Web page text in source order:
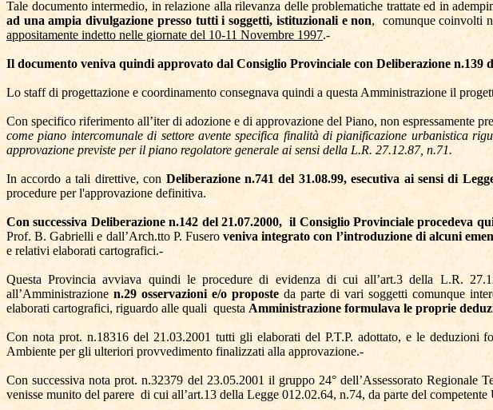
Tale documento intermedio, in relazione alla rilevanza delle problematiche trattate ed in
ad una ampia divulgazione presso tutti i soggetti, istituzionali e non, comunque coinvolti
appositamente indetto nelle giornate del 10-11 Novembre 1997.-
Il documento veniva quindi approvato dal Consiglio Provinciale con Deliberazione n.139
Lo staff di progettazione e coordinamento consegnava quindi a questa Amministrazione il
Con specifico riferimento all’iter di adozione e di approvazione del Piano, non espressamente
come piano intercomunale di settore avente specifica finalità di pianificazione urbanistica
approvazione previste per il piano regolatore generale ai sensi della L.R. 27.12.87, n.71.
In accordo a tali direttive, con Deliberazione n.741 del 31.08.99, esecutiva ai sensi di
procedure per l'approvazione definitiva.
Con successiva Deliberazione n.142 del 21.07.2000, il Consiglio Provinciale procedeva
Prof. B. Gabrielli e dall’Arch.tto P. Fuseroveniva integrato con l’introduzione di alcuni
e relativi elaborati cartografici.-
Questa Provincia avviava quindi le procedure di evidenza di cui all’art.3 della L.R.
all’Amministrazionen.29 osservazioni e/o proposteda parte di vari soggetti comunque
elaborati cartografici, riguardo alle quali questa Amministrazione formulava le proprie
Con nota prot. n.18316 del 21.03.2001 tutti gli elaborati del P.T.P. adottato, e le deduzioni
Ambiente per gli ulteriori provvedimento finalizzati alla approvazione.-
Con successiva nota prot. n.32379 del 23.05.2001 il gruppo 24° dell’Assessorato
venisse munito del parere di cui all’art.13 della Legge 012.02.64, n.74, da parte del